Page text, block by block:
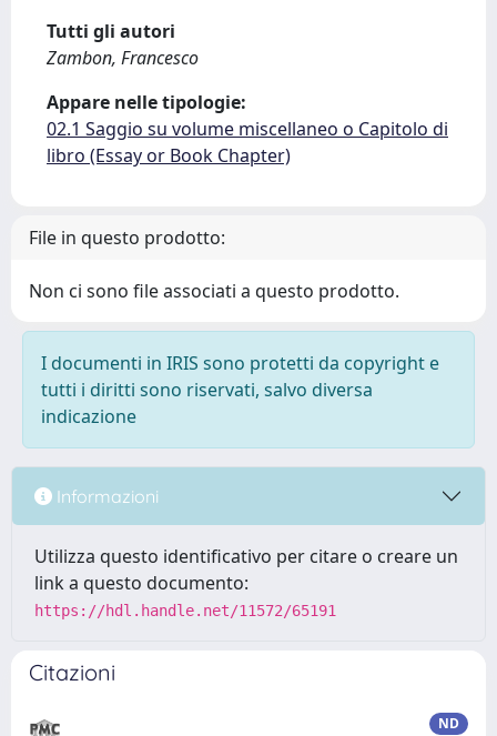
Tutti gli autori
Zambon, Francesco
Appare nelle tipologie:
02.1 Saggio su volume miscellaneo o Capitolo di
libro (Essay or Book Chapter)
File in questo prodotto:
Non ci sono file associati a questo prodotto.
I documenti in IRIS sono protetti da copyright e
tutti i diritti sono riservati, salvo diversa
indicazione
Informazioni
Utilizza questo identificativo per citare o creare un
link a questo documento:
https://hdl.handle.net/11572/65191
Citazioni
ND